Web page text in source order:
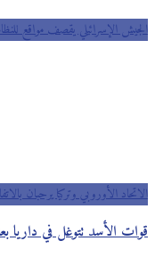
الجيش الإسرائيلي يقصف مواقع
الاتحاد الأوروبي وتركيا يرحبان
قوات الأسد تتوغل في داريا